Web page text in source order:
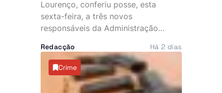
convosco”
Lourenço, conferiu posse, esta
sexta-feira, a três novos
responsáveis da Administração
para lançar um apelo directo aos
empossados, sublinhando que o
Executivo espera resultados
concretos na resolução dos
Redacção Há 2 dias
Crime